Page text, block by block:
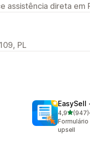
assistência direta em
PL
EasySell
4,9de 5(947)
947 total
upsell